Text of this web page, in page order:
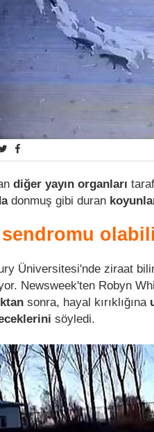
diğer yayın organları
donmuş gibi duran
Üniversitesi'nde ziraat
Newsweek'ten Robyn
sonra, hayal kırıklığına
söyledi.